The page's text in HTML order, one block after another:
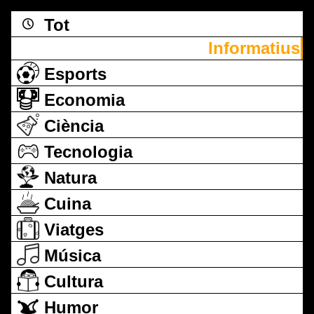
Tot
Informatius
Esports
Economia
Ciència
Tecnologia
Natura
Cuina
Viatges
Música
Cultura
Humor